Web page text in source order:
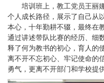
培训班上，教工党员王丽
个人成长路径，展示了自己从
本心，十年勤耕不辍，最终在
通过讲述带队比赛的经历、细
释了何为教书的初心，育人的
离不开不忘初心、牢记使命的
勇气，更离不开部门和学校提